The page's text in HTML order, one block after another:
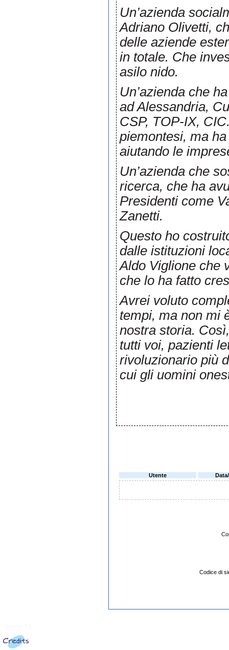
Un’azienda
Adriano Olivetti,
delle aziende
in totale. Che
asilo nido.
Un’azienda che
ad Alessandria,
CSP, TOP-IX,
piemontesi, ma
aiutando le
Un’azienda che
ricerca, che ha
Presidenti come
Zanetti.
Questo ho
dalle istituzioni
Aldo Viglione che
che lo ha fatto
Avrei voluto
tempi, ma non mi
nostra storia.
tutti voi, pazienti
rivoluzionario più
cui gli uomini
Utente
Codice di